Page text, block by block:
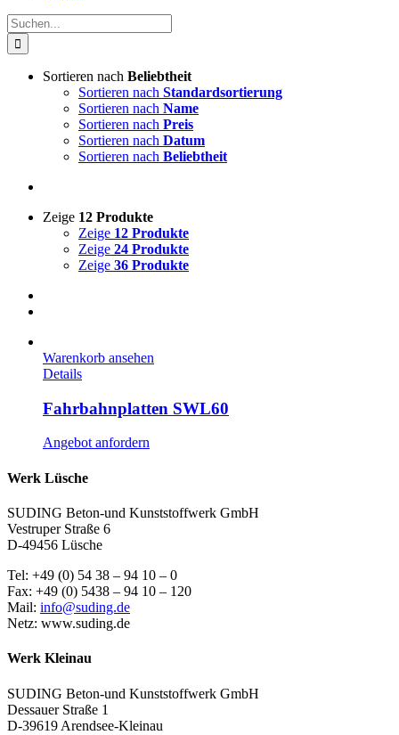
Suche
nach:
Sortieren nach Beliebtheit
Sortieren nach Standardsortierung
Sortieren nach Name
Sortieren nach Preis
Sortieren nach Datum
Sortieren nach Beliebtheit
Zeige 12 Produkte
Zeige 12 Produkte
Zeige 24 Produkte
Zeige 36 Produkte
Warenkorb ansehen
Details
Fahrbahnplatten SWL60
Angebot anfordern
Werk Lüsche
SUDING Beton-und Kunststoffwerk GmbH
Vestruper Straße 6
D-49456 Lüsche
Tel: +49 (0) 54 38 – 94 10 – 0
Fax: +49 (0) 5438 – 94 10 – 120
Mail: info@suding.de
Netz: www.suding.de
Werk Kleinau
SUDING Beton-und Kunststoffwerk GmbH
Dessauer Straße 1
D-39619 Arendsee-Kleinau